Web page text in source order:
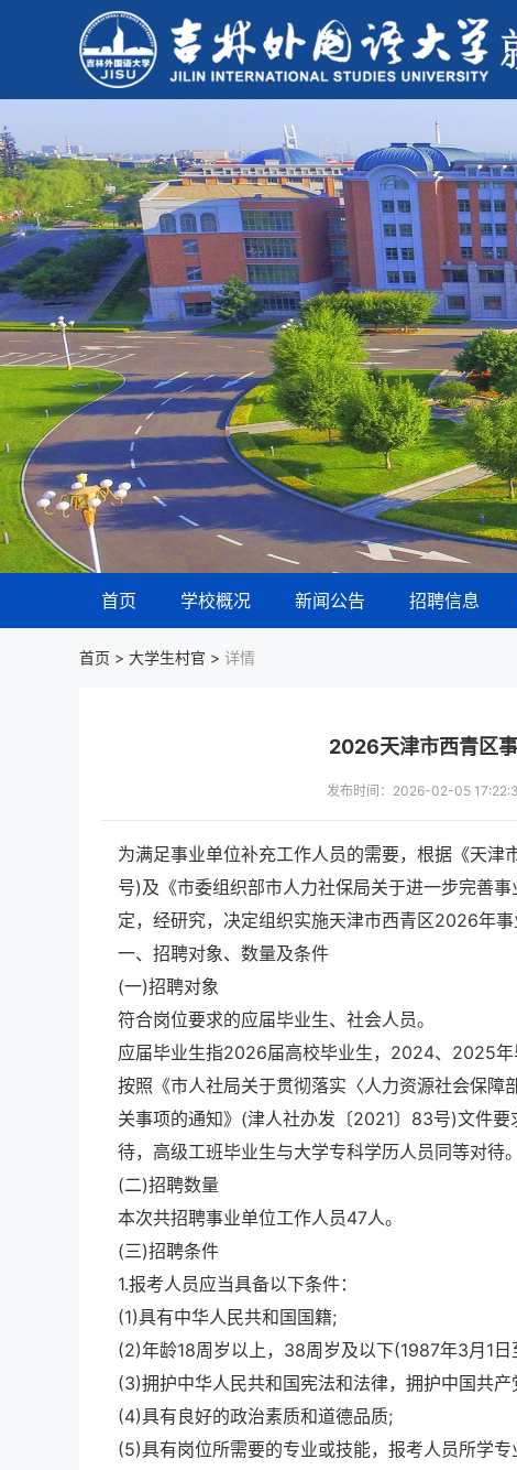
首页 学校概况 新闻公告 招聘信息
首页 > 大学生村官 > 详情
2026天津市西青区
发布时间：2026-02-05
为满足事业单位补充工作人员的需要，根据《天
号)及《市委组织部市人力社保局关于进一步完善
定，经研究，决定组织实施天津市西青区2026年
一、招聘对象、数量及条件
(一)招聘对象
符合岗位要求的应届毕业生、社会人员。
应届毕业生指2026届高校毕业生，2024、2025年
按照《市人社局关于贯彻落实〈人力资源社会保
关事项的通知》(津人社办发〔2021〕83号)文件
待，高级工班毕业生与大学专科学历人员同等对待。
(二)招聘数量
本次共招聘事业单位工作人员47人。
(三)招聘条件
1.报考人员应当具备以下条件：
(1)具有中华人民共和国国籍;
(2)年龄18周岁以上，38周岁及以下(1987年3月1
(3)拥护中华人民共和国宪法和法律，拥护中国共
(4)具有良好的政治素质和道德品质;
(5)具有岗位所需要的专业或技能，报考人员所学